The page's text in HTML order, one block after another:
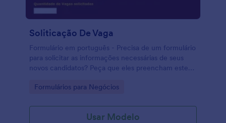
Soliticação De Vaga
Formulário em português - Precisa de um formulário
para solicitar as informações necessárias de seus
novos candidatos? Peça que eles preencham este
candidatos a uma vaga de emprego? Poderá usar
formação e experiência necessárias do candidato.
Go to Category:
Formulários para Negócios
Usar Modelo